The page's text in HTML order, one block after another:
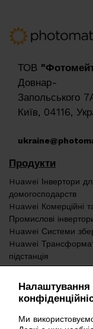
ТОВ
Довнар-
Запольського
Київ, 04116,
Продукти
Huawei Інвертори
домогосподарств
Huawei Комерційні
Промислові
Huawei Системи
Huawei
підстанція
Huawei Зарядні
Huawei Аксесуари
Ekoenergetyka
пристрої
Конструкції для ФЕМ
Ми